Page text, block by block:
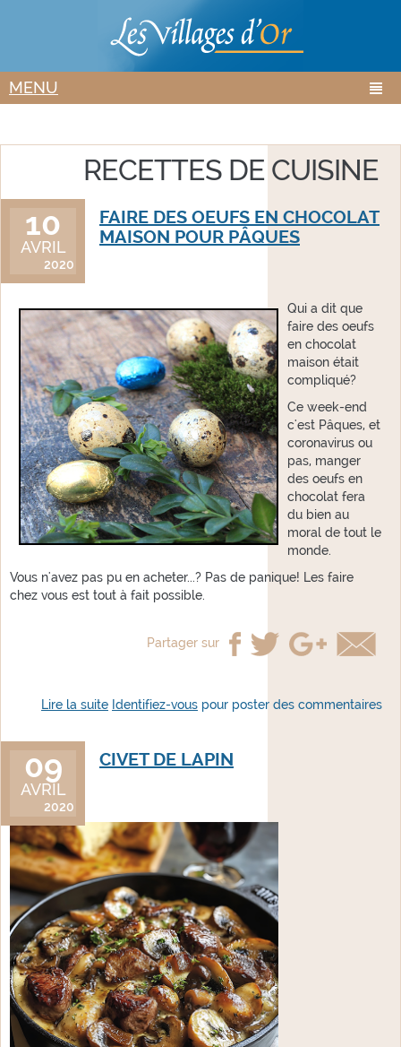
MENU
RECETTES DE CUISINE
FAIRE DES OEUFS EN CHOCOLAT
MAISON POUR PÂQUES
10
AVRIL
2020
Qui a dit que
faire des oeufs
en chocolat
maison était
compliqué?
Ce week-end
c'est Pâques, et
coronavirus ou
pas, manger
des oeufs en
chocolat fera
du bien au
moral de tout le
monde.
Vous n'avez pas pu en acheter...? Pas de panique! Les faire
chez vous est tout à fait possible.
Partager sur
Lire la suite
de Faire des oeufs en chocolat maison pour
Identifiez-vous pour poster des commentaires
CIVET DE LAPIN
09
AVRIL
2020